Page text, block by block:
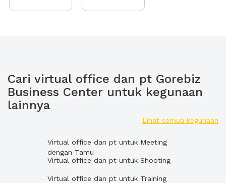
Cari virtual office dan pt Gorebiz
Business Center untuk kegunaan
lainnya
Lihat semua kegunaan
Virtual office dan pt untuk Meeting
dengan Tamu
Virtual office dan pt untuk Shooting
Virtual office dan pt untuk Training